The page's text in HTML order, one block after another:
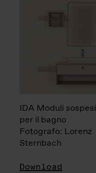
IDA Moduli sospesi
per il bagno
Fotografo: Lorenz
Sternbach
Download